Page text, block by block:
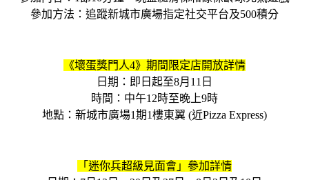
參加方法：追蹤新城市廣場指定社交平台及500積分
《壞蛋獎門人4》期間限定店開放詳情
日期：即日起至8月11日
時間：中午12時至晚上9時
地點：新城市廣場1期1樓東翼 (近Pizza Express)
「迷你兵超級見面會」參加詳情